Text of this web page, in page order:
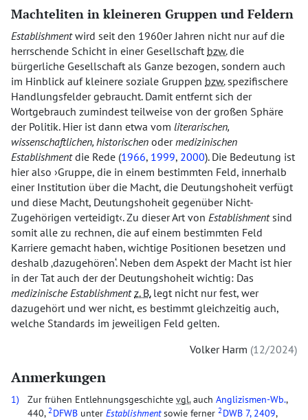
Machteliten in kleineren Gruppen und Feldern
Establishmentwird seit den 1960er Jahren nicht nur auf die
herrschende Schicht in einer Gesellschaft bzw.die
bürgerliche Gesellschaft als Ganze bezogen, sondern auch
im Hinblick auf kleinere soziale Gruppen bzw.spezifischere
Handlungsfelder gebraucht. Damit entfernt sich der
Wortgebrauch zumindest teilweise von der großen Sphäre
der Politik. Hier ist dann etwa vom literarischen,
wissenschaftlichen, historischen odermedizinischen
Establishmentdie Rede (1966, 1999, 2000). Die Bedeutung ist
hier also Gruppe, die in einem bestimmten Feld, innerhalb
einer Institution über die Macht, die Deutungshoheit verfügt
und diese Macht, Deutungshoheit gegenüber Nicht-
Zugehörigen verteidigt . Zu dieser Art von Establishmentsind
somit alle zu rechnen, die auf einem bestimmten Feld
Karriere gemacht haben, wichtige Positionen besetzen und
deshalb dazugehören. Neben dem Aspekt der Macht ist hier
in der Tat auch der der Deutungshoheit wichtig: Das
medizinische Establishment z. B.legt nicht nur fest, wer
dazugehört und wer nicht, es bestimmt gleichzeitig auch,
welche Standards im jeweiligen Feld gelten.
Volker Harm 12/2024
Anmerkungen
1) Zur frühen Entlehnungsgeschichte vgl.auch Anglizismen-Wb.,
440, 2 DFWB unterEstablishmentsowie ferner2 DWB 7, 2409,